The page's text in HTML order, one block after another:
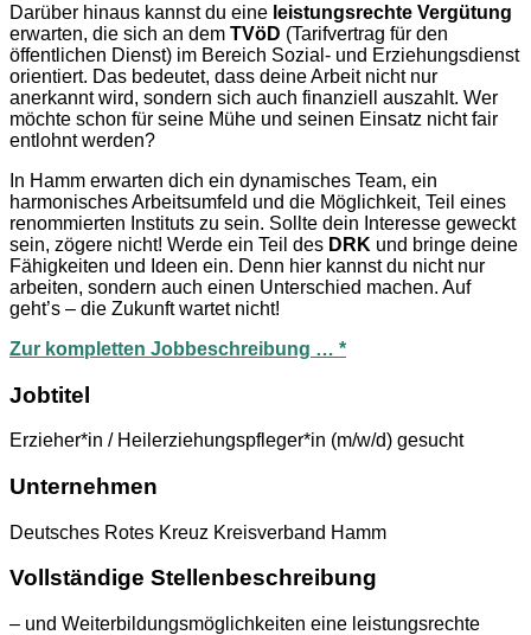
Darüber hinaus kannst du eine leistungsrechte Vergütung
erwarten, die sich an dem TVöD (Tarifvertrag für den
öffentlichen Dienst) im Bereich Sozial- und Erziehungsdienst
orientiert. Das bedeutet, dass deine Arbeit nicht nur
anerkannt wird, sondern sich auch finanziell auszahlt. Wer
möchte schon für seine Mühe und seinen Einsatz nicht fair
entlohnt werden?
In Hamm erwarten dich ein dynamisches Team, ein
harmonisches Arbeitsumfeld und die Möglichkeit, Teil eines
renommierten Instituts zu sein. Sollte dein Interesse geweckt
sein, zögere nicht! Werde ein Teil des DRK und bringe deine
Fähigkeiten und Ideen ein. Denn hier kannst du nicht nur
arbeiten, sondern auch einen Unterschied machen. Auf
geht’s – die Zukunft wartet nicht!
Zur kompletten Jobbeschreibung … *
Jobtitel
Erzieher*in / Heilerziehungspfleger*in (m/w/d) gesucht
Unternehmen
Deutsches Rotes Kreuz Kreisverband Hamm
Vollständige Stellenbeschreibung
– und Weiterbildungsmöglichkeiten eine leistungsrechte